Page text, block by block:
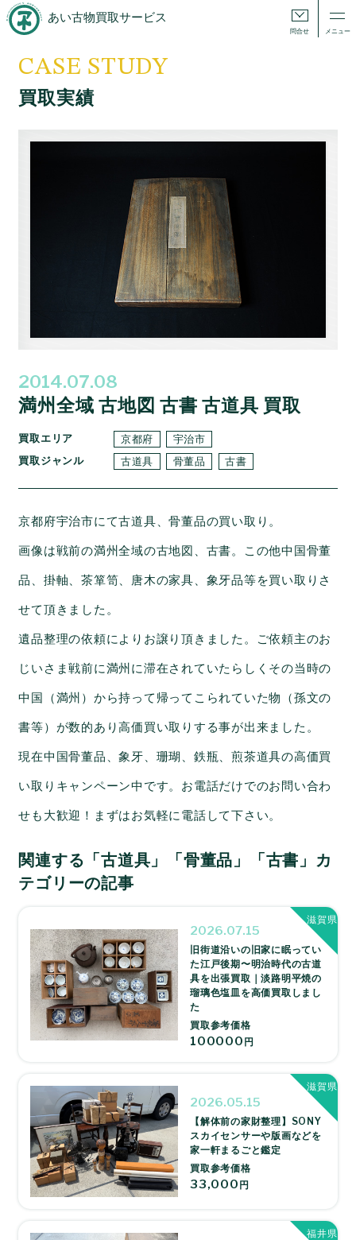
あい古物買取サービス
問合せ メニュー
CASE STUDY
買取実績
2014.07.08
満州全域 古地図 古書 古道具 買取
買取エリア 京都府
宇治市
買取ジャンル
古道具 骨董品 古書
京都府宇治市にて古道具、骨董品の買い取り。
画像は戦前の満州全域の古地図、古書。この他中国骨董
品、掛軸、茶箪笥、唐木の家具、象牙品等を買い取りさ
せて頂きました。
遺品整理の依頼によりお譲り頂きました。ご依頼主のお
じいさま戦前に満州に滞在されていたらしくその当時の
中国（満州）から持って帰ってこられていた物（孫文の
書等）が数的あり高価買い取りする事が出来ました。
現在中国骨董品、象牙、珊瑚、鉄瓶、煎茶道具の高価買
い取りキャンペーン中です。お電話だけでのお問い合わ
せも大歓迎！まずはお気軽に電話して下さい。
関連する「古道具」「骨董品」「古書」カ
テゴリーの記事
2026.07.15
旧街道沿いの旧家に眠ってい
た江戸後期〜明治時代の古道
具を出張買取｜淡路明平焼の
瑠璃色塩皿を高価買取しまし
た
買取参考価格
100000 円
滋賀県
2026.05.15
【解体前の家財整理】SONY
スカイセンサーや版画などを
家一軒まるごと鑑定
買取参考価格
33,000 円
滋賀県
福井県